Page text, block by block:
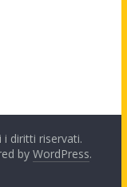
i diritti riservati.
by WordPress.